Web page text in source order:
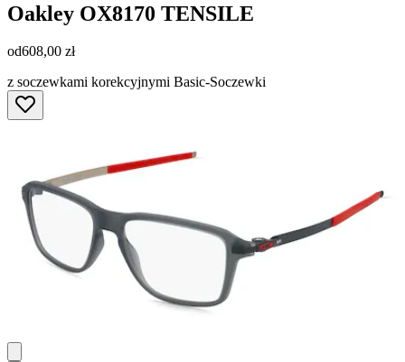
Oakley OX8170 TENSILE
od608,00 zł
z soczewkami korekcyjnymi Basic-Soczewki